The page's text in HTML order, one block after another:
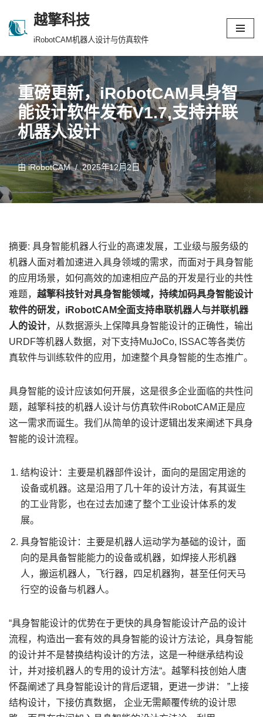
跳
正
文
越擎科技
iRobotCAM机器人设计与仿真软件
重磅更新，iRobotCAM具身智
能设计软件发布V1.7,支持并联
机器人设计
由iRobotCAM 2025年12月2日
摘要: 具身智能机器人行业的高速发展，工业级与服务级的
机器人面对着加速进入具身领域的需求，而面对于具身智能
的应用场景，如何高效的加速相应产品的开发是行业的共性
难题， 越擎科技针对具身智能领域，持续加码具身智能设计
软件的研发，iRobotCAM全面支持串联机器人与并联机器
人的设计，从数据源头上保障具身智能设计的正确性，输出
URDF等机器人数据，对下支持MuJoCo, ISSAC等各类仿
真软件与训练软件的应用，加速整个具身智能的生态推广。
具身智能的设计应该如何开展，这是很多企业面临的共性问
题，越擎科技的机器人设计与仿真软件iRobotCAM正是应
这一需求而诞生。我们从简单的设计逻辑出发来阐述下具身
智能的设计流程。
结构设计：主要是机器部件设计，面向的是固定用途的
设备或机器。这是沿用了几十年的设计方法，有其诞生
的工业背影，也在过去加速了整个工业设计体系的发
展。
具身智能设计：主要是机器人运动学为基础的设计，面
向的是具备智能能力的设备或机器，如焊接人形机器
人，搬运机器人，飞行器，四足机器狗，甚至任何天马
行空的设备与机器人。
“具身智能设计的优势在于更快的具身智能设计产品的设计
流程，构造出一套有效的具身智能的设计方法论，具身智能
的设计并不是替换结构设计的方法，这是一种继承结构设
计，并对接机器人的专用的设计方法“。越擎科技创始人唐
怀磊阐述了具身智能设计的背后逻辑，更进一步讲： ”上接
结构设计，下接仿真数据， 企业无需颠覆传统的设计思